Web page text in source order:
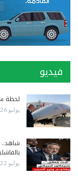
فيديو
لحظة
يوليو 26, 2026
شاهد..
يوليو 22, 2026